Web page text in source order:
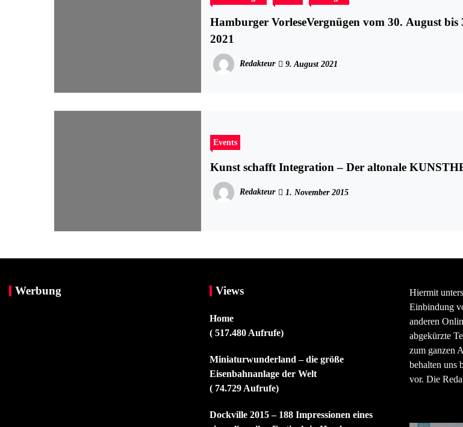
Hamburger VorleseVergnügen vom 30. August bis
2021
Redakteur 9. August 2021
Events
Kunst schafft Integration – Der altonale
Redakteur 1. November 2015
Werbung Views
Home
( 517.480 Aufrufe)
Miniaturwunderland – die größe
Eisenbahnanlage der Welt
( 74.729 Aufrufe)
Dockville 2015 – 188 Impressionen eines
Hiermit
Einbindung
anderen
abgekürzte
zum ganzen
behalten uns
vor. Die